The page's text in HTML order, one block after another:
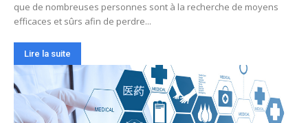
que de nombreuses personnes sont à la recherche de moyens
efficaces et sûrs afin de perdre...
Lire la suite